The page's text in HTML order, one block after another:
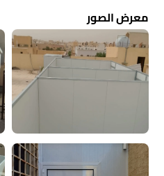
معرض الصور